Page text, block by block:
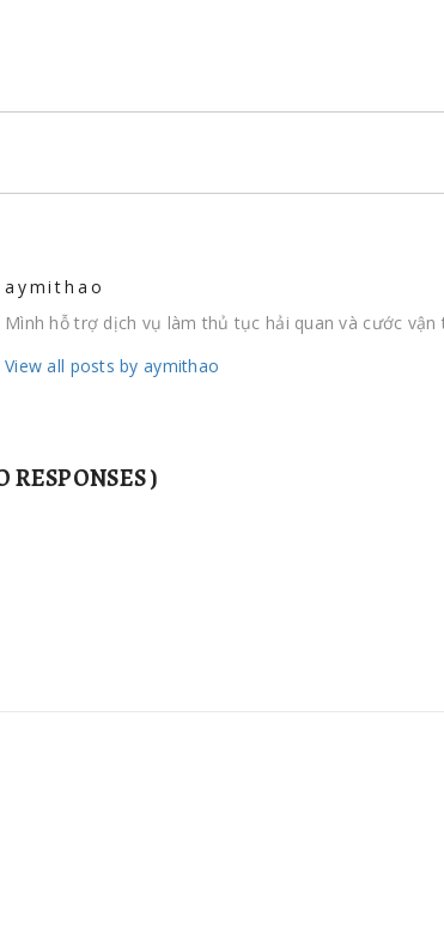
aymithao
Mình hỗ trợ dịch vụ làm thủ tục hải quan và cước
View all posts by aymithao
RESPONSES )